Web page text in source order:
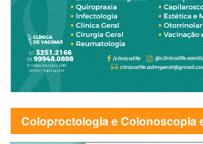
Coloproctologia e Colonoscopia